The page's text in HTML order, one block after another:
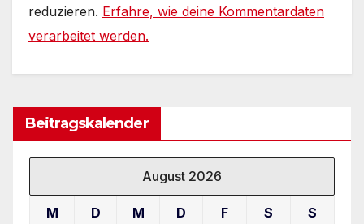
reduzieren. Erfahre, wie deine Kommentardaten
verarbeitet werden.
Beitragskalender
August 2026
M D M D F S S